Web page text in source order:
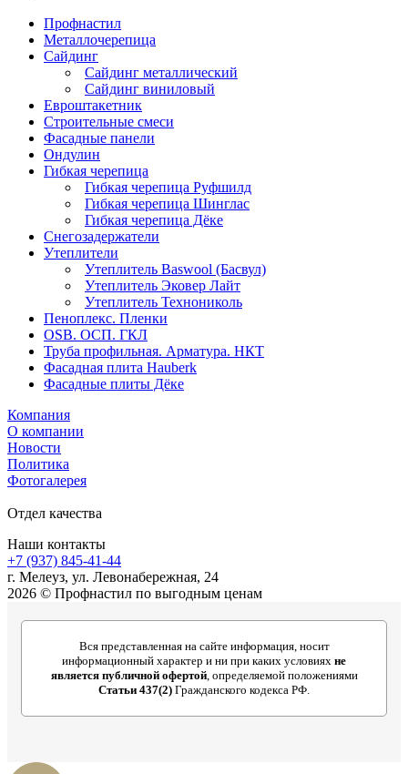
Профнастил
Металлочерепица
Сайдинг
Сайдинг металлический
Сайдинг виниловый
Евроштакетник
Строительные смеси
Фасадные панели
Ондулин
Гибкая черепица
Гибкая черепица Руфшилд
Гибкая черепица Шинглас
Гибкая черепица Дёке
Снегозадержатели
Утеплители
Утеплитель Baswool (Басвул)
Утеплитель Эковер Лайт
Утеплитель Технониколь
Пеноплекс. Пленки
OSB. ОСП. ГКЛ
Труба профильная. Арматура. НКТ
Фасадная плита Hauberk
Фасадные плиты Дёке
Компания
О компании
Новости
Политика
Фотогалерея
Отдел качества
Наши контакты
+7 (937) 845-41-44
г. Мелеуз, ул. Левонабережная, 24
2026 © Профнастил по выгодным ценам
Вся представленная на сайте информация, носит
информационный характер и ни при каких условиях не
является публичной офертой, определяемой положениями
Статьи 437(2) Гражданского кодекса РФ.